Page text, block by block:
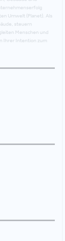
Umwelt (Planet). Als
steuern
Menschen und
Ihrer Intention zum